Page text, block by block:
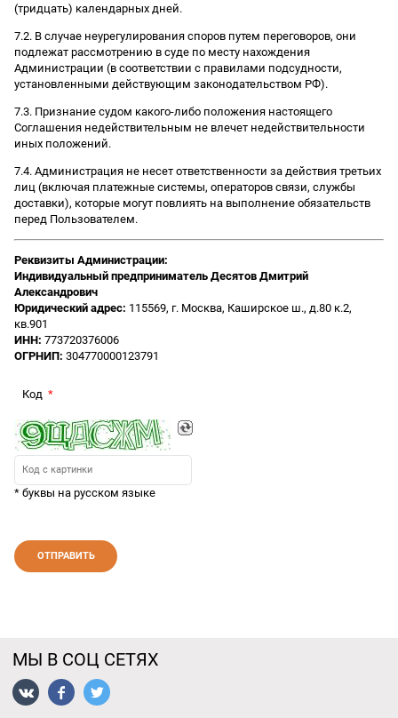
(тридцать) календарных дней.
7.2. В случае неурегулирования споров путем переговоров, они
подлежат рассмотрению в суде по месту нахождения
Администрации (в соответствии с правилами подсудности,
установленными действующим законодательством РФ).
7.3. Признание судом какого-либо положения настоящего
Соглашения недействительным не влечет недействительности
иных положений.
7.4. Администрация не несет ответственности за действия третьих
лиц (включая платежные системы, операторов связи, службы
доставки), которые могут повлиять на выполнение обязательств
перед Пользователем.
Реквизиты Администрации:
Индивидуальный предприниматель Десятов Дмитрий
Александрович
Юридический адрес: 115569, г. Москва, Каширское ш., д.80 к.2,
кв.901
ИНН: 773720376006
ОГРНИП: 304770000123791
Код
* буквы на русском языке
МЫ В СОЦ СЕТЯХ